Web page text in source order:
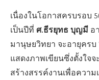
เนื่องในโอกาสครบรอบ
เป็นปีที่ ศ.ธีรยุทธ บุญมี อ
มานุษยวิทยา จะอายุครบ
แสดงภาพเขียนซึ่งตั้งใจ
สร้างสรรค์งานเพื่อความ